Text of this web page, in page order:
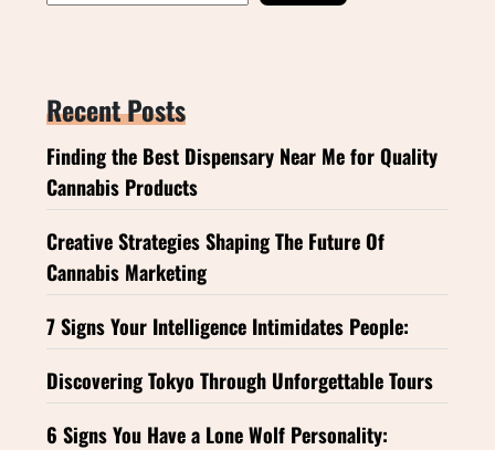
Recent Posts
Finding the Best Dispensary Near Me for Quality
Cannabis Products
Creative Strategies Shaping The Future Of
Cannabis Marketing
7 Signs Your Intelligence Intimidates People:
Discovering Tokyo Through Unforgettable Tours
6 Signs You Have a Lone Wolf Personality: